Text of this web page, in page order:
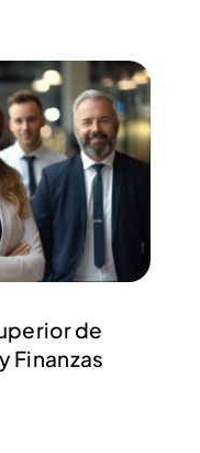
de
Finanzas